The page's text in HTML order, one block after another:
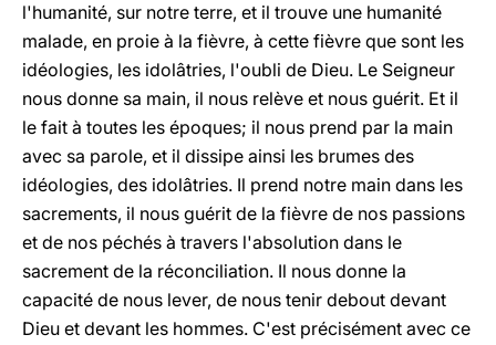
l'humanité, sur notre terre, et il trouve une humanité
malade, en proie à la fièvre, à cette fièvre que sont les
idéologies, les idolâtries, l'oubli de Dieu. Le Seigneur
nous donne sa main, il nous relève et nous guérit. Et il
le fait à toutes les époques; il nous prend par la main
avec sa parole, et il dissipe ainsi les brumes des
idéologies, des idolâtries. Il prend notre main dans les
sacrements, il nous guérit de la fièvre de nos passions
et de nos péchés à travers l'absolution dans le
sacrement de la réconciliation. Il nous donne la
capacité de nous lever, de nous tenir debout devant
Dieu et devant les hommes. C'est précisément avec ce